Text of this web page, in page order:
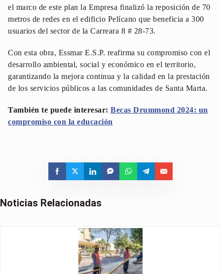
el marco de este plan la Empresa finalizó la reposición de 70
metros de redes en el edificio Pelícano que beneficia a 300
usuarios del sector de la Carreara 8 # 28-73.
Con esta obra, Essmar E.S.P. reafirma su compromiso con el
desarrollo ambiental, social y económico en el territorio,
garantizando la mejora continua y la calidad en la prestación
de los servicios públicos a las comunidades de Santa Marta.
También te puede interesar: Becas Drummond 2024: un
compromiso con la educación
Noticias Relacionadas